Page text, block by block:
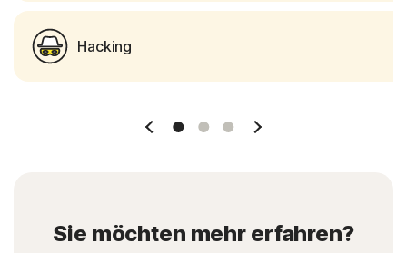
Hacking
1 Slide2 Slide3 Slide
Sie möchten mehr erfahren?